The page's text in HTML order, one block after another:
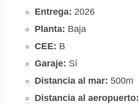
Entrega: 2026
Planta: Baja
CEE: B
Garaje: Sí
Distancia al mar: 500m
Distancia al aeropuerto: